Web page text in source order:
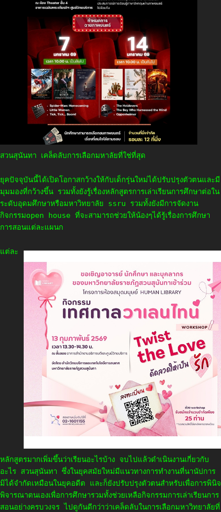
สวนสุนันทา เคล็ดลับการเลือกมหาลัยที่ใช่ที่สุด
ยุคปัจจุบันนี้ได้เปิดโอกาสกว้างให้กับเด็กรุ่นใหม่ได้ปรับปรุงตัวตนและมี
มุมมองที่กว้างขึ้น รวมทั้งยังรู้เรื่องหลักสูตรการเล่าเรียนการศึกษาต่อใน
ระดับอุดมศึกษาหรือมหาวิทยาลัย ssru รวมทั้งยังมีการจัดงาน
กิจกรรมopen house ที่จะสามารถช่วยให้น้องๆได้รู้เรื่องการศึกษา
การสอนแต่ละแผนก
แต่ละ
หลักสูตรมากเพิ่มขึ้นว่าเรียนอะไรบ้าง จบไปแล้วดำเนินงานเกี่ยวกับ
อะไร สวนสุนันทา ซึ่งในยุคสมัยใหม่มีแนวทางการทำงานที่นานัปการ
มิได้จำกัดเหมือนในยุคอดีต และก็ยังปรับปรุงตัวตนสำหรับเพื่อการพินิจ
พิจารณาตนเองเพื่อการศึกษารวมทั้งช่วยเหลือกิจกรรมการเล่าเรียนการ
สอนอย่างครบวงจร ไปดูกันดีกว่าว่าเคล็ดลับในการเลือกมหาวิทยาลัยที่